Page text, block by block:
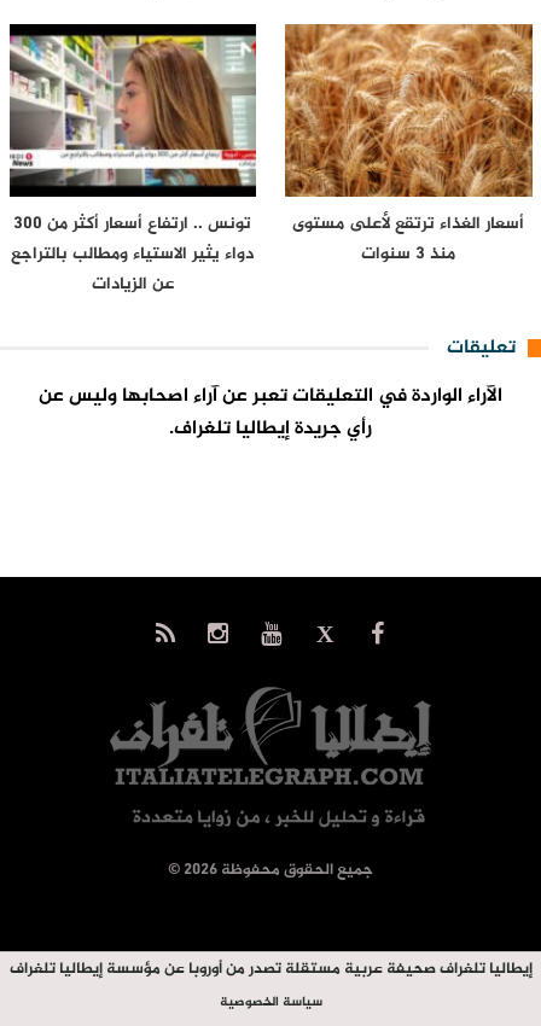
أسعار الغذاء ترتقع لأعلى مستوى
منذ 3 سنوات
تونس .. ارتفاع أسعار أكثر من 300
دواء يثير الاستياء ومطالب بالتراجع
عن الزيادات
تعليقات
الآراء الواردة في التعليقات تعبر عن آراء اصحابها وليس عن
رأي جريدة إيطاليا تلغراف.
© جميع الحقوق محفوظة 2026
إيطاليا تلغراف صحيفة عربية مستقلة تصدر من أوروبا عن مؤسسة إيطاليا تلغراف
سياسة الخصوصية